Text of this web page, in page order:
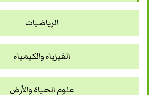
الرياضيات
الفيزياء والكيمياء
علوم الحياة والأرض